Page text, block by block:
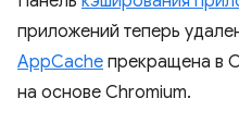
приложений теперь
AppCache прекращена в
на основе Chromium.